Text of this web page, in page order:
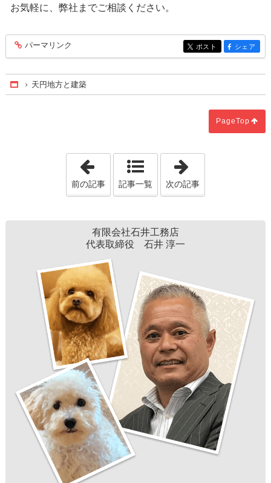
お気軽に、弊社までご相談ください。
entry173
パーマリンク entry173
ポスト entry173
シェア
Home
天円地方と建築
PageTop
「紡ぐ 「日本建築を守り伝える」」
前の記事 記事一覧 次の記事
有限会社石井工務店
代表取締役 石井 淳一